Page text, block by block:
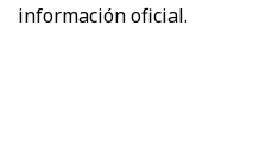
información oficial.